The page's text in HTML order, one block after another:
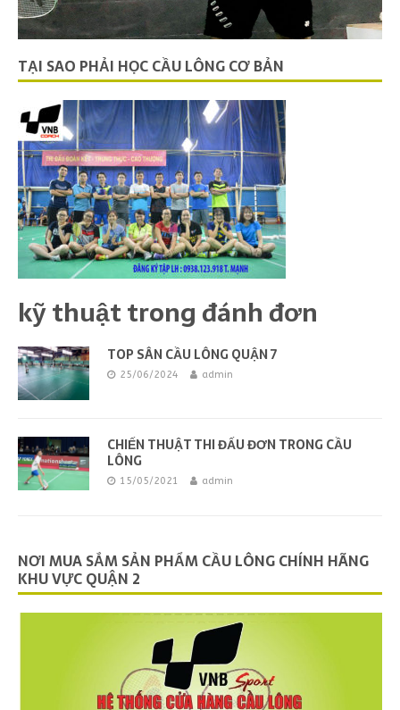
TẠI SAO PHẢI HỌC CẦU LÔNG CƠ BẢN
kỹ thuật trong đánh đơn
TOP SÂN CẦU LÔNG QUẬN 7
25/06/2024 admin
CHIẾN THUẬT THI ĐẤU ĐƠN TRONG CẦU
LÔNG
15/05/2021 admin
NƠI MUA SẮM SẢN PHẨM CẦU LÔNG CHÍNH HÃNG
KHU VỰC QUẬN 2